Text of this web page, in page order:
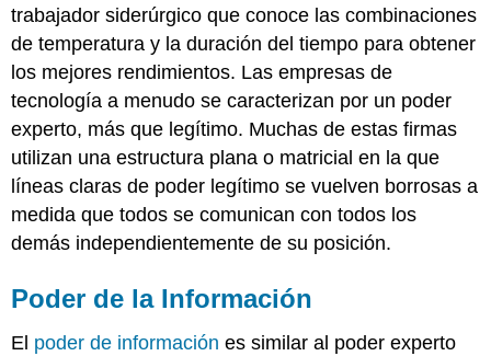
trabajador siderúrgico que conoce las combinaciones
de temperatura y la duración del tiempo para obtener
los mejores rendimientos. Las empresas de
tecnología a menudo se caracterizan por un poder
experto, más que legítimo. Muchas de estas firmas
utilizan una estructura plana o matricial en la que
líneas claras de poder legítimo se vuelven borrosas a
medida que todos se comunican con todos los
demás independientemente de su posición.
Poder de la Información
El poder de información es similar al poder experto